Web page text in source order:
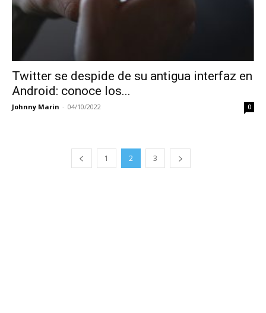
Twitter se despide de su antigua interfaz en
Android: conoce los...
Johnny Marin - 04/10/2022 0
1 2 3